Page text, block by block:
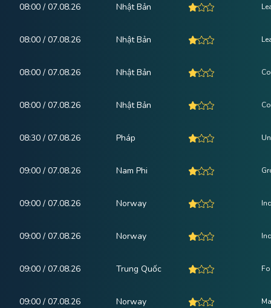
08:00 / 07.08.26 Nhật Bản
08:00 / 07.08.26 Nhật Bản
08:00 / 07.08.26 Nhật Bản
08:00 / 07.08.26 Nhật Bản
08:30 / 07.08.26 Pháp
09:00 / 07.08.26 Nam Phi
09:00 / 07.08.26 Norway
09:00 / 07.08.26 Norway
09:00 / 07.08.26 Trung Quốc
09:00 / 07.08.26 Norway